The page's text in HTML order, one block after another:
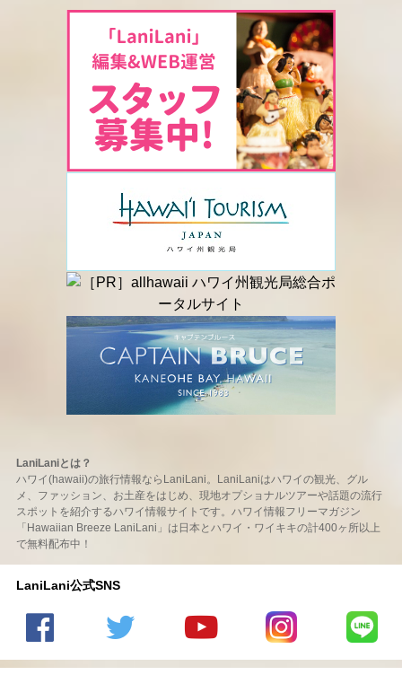
LaniLaniとは？
ハワイ(hawaii)の旅行情報ならLaniLani。LaniLaniはハワイの観光、グル
メ、ファッション、お土産をはじめ、現地オプショナルツアーや話題の流行
スポットを紹介するハワイ情報サイトです。ハワイ情報フリーマガジン
「Hawaiian Breeze LaniLani」は日本とハワイ・ワイキキの計400ヶ所以上
で無料配布中！
LaniLani公式SNS
LaniLani
LaniLani